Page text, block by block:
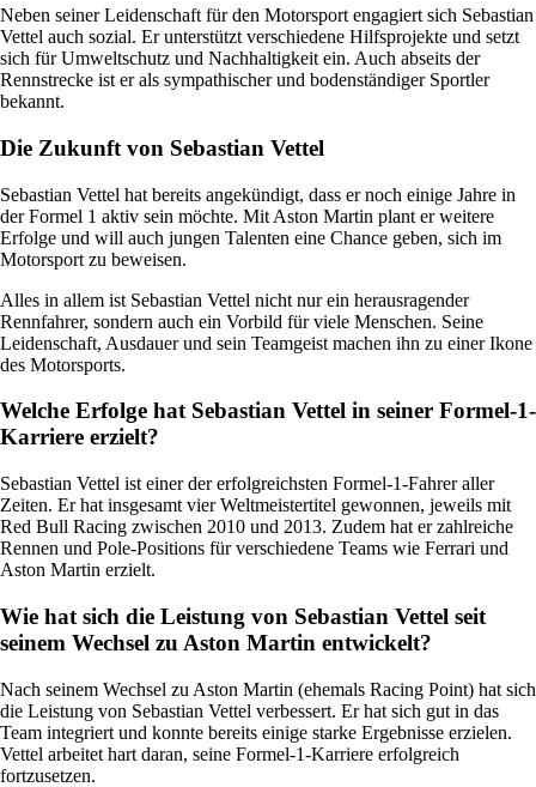
Neben seiner Leidenschaft für den Motorsport engagiert sich Sebastian
Vettel auch sozial. Er unterstützt verschiedene Hilfsprojekte und setzt
sich für Umweltschutz und Nachhaltigkeit ein. Auch abseits der
Rennstrecke ist er als sympathischer und bodenständiger Sportler
bekannt.
Die Zukunft von Sebastian Vettel
Sebastian Vettel hat bereits angekündigt, dass er noch einige Jahre in
der Formel 1 aktiv sein möchte. Mit Aston Martin plant er weitere
Erfolge und will auch jungen Talenten eine Chance geben, sich im
Motorsport zu beweisen.
Alles in allem ist Sebastian Vettel nicht nur ein herausragender
Rennfahrer, sondern auch ein Vorbild für viele Menschen. Seine
Leidenschaft, Ausdauer und sein Teamgeist machen ihn zu einer Ikone
des Motorsports.
Welche Erfolge hat Sebastian Vettel in seiner Formel-1-
Karriere erzielt?
Sebastian Vettel ist einer der erfolgreichsten Formel-1-Fahrer aller
Zeiten. Er hat insgesamt vier Weltmeistertitel gewonnen, jeweils mit
Red Bull Racing zwischen 2010 und 2013. Zudem hat er zahlreiche
Rennen und Pole-Positions für verschiedene Teams wie Ferrari und
Aston Martin erzielt.
Wie hat sich die Leistung von Sebastian Vettel seit
seinem Wechsel zu Aston Martin entwickelt?
Nach seinem Wechsel zu Aston Martin (ehemals Racing Point) hat sich
die Leistung von Sebastian Vettel verbessert. Er hat sich gut in das
Team integriert und konnte bereits einige starke Ergebnisse erzielen.
Vettel arbeitet hart daran, seine Formel-1-Karriere erfolgreich
fortzusetzen.